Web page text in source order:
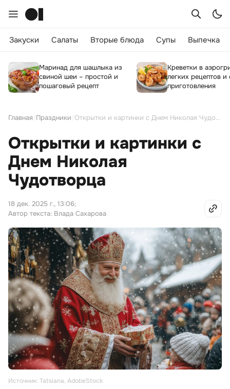
Закуски Салаты Вторые блюда Супы Выпечка
Маринад для шашлыка из
свиной шеи – простой и
пошаговый рецепт
Креветки в
легких рецептов и
приготовления
Главная Праздники Открытки и картинки с Днем Николая Чудотворца
Открытки и картинки с
Днем Николая
Чудотворца
18 дек. 2025 г., 13:06;
Автор текста: Влада Сахарова
Источник: Tatsiana, AdobeStock